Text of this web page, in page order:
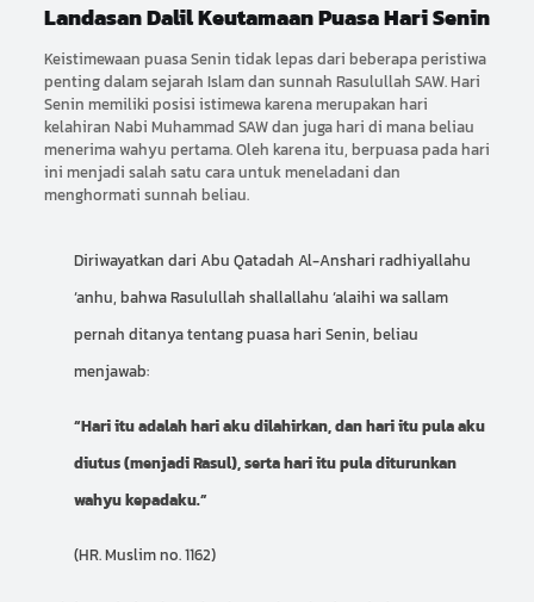
Landasan Dalil Keutamaan Puasa Hari Senin
Keistimewaan puasa Senin tidak lepas dari beberapa peristiwa
penting dalam sejarah Islam dan sunnah Rasulullah SAW. Hari
Senin memiliki posisi istimewa karena merupakan hari
kelahiran Nabi Muhammad SAW dan juga hari di mana beliau
menerima wahyu pertama. Oleh karena itu, berpuasa pada hari
ini menjadi salah satu cara untuk meneladani dan
menghormati sunnah beliau.
Diriwayatkan dari Abu Qatadah Al-Anshari radhiyallahu
‘anhu, bahwa Rasulullah shallallahu ‘alaihi wa sallam
pernah ditanya tentang puasa hari Senin, beliau
menjawab:
“Hari itu adalah hari aku dilahirkan, dan hari itu pula aku
diutus (menjadi Rasul), serta hari itu pula diturunkan
wahyu kepadaku.”
(HR. Muslim no. 1162)